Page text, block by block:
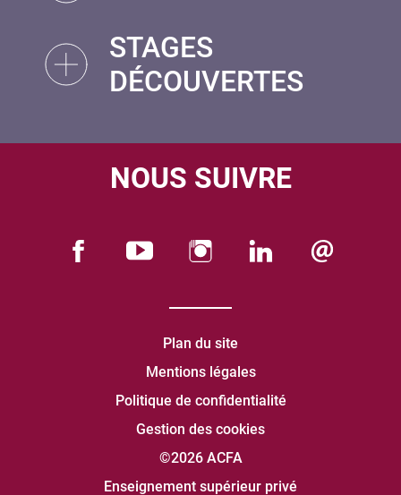
STAGES
DÉCOUVERTES
NOUS SUIVRE
Plan du site
Mentions légales
Politique de confidentialité
Gestion des cookies
©2026 ACFA
Enseignement supérieur privé